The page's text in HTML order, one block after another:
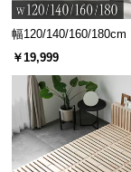
コンパクト
幅120/140/160/180cm
レーム ダイニング 大
￥19,999